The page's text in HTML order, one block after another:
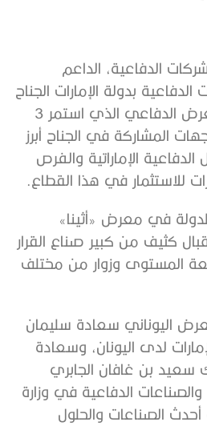
الدفاعية، الداعم
بدولة الإمارات الجناح
الوطني للدولة في المعرض الدفاعي الذي استمر 3
المشاركة في الجناح أبرز
الإماراتية والفرص
للاستثمار في هذا القطاع.
في معرض «أثينا»
كثيف من كبير صناع القرار
المستوى وزوار من مختلف
اليوناني سعادة سليمان
لدى اليونان، وسعادة
سعيد بن غافان الجابري
والصناعات الدفاعية في وزارة
الصناعات والحلول